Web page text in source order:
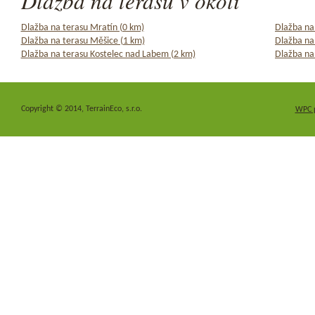
Dlažba na terasu Mratín (0 km)
Dlažba
Dlažba na terasu Měšice (1 km)
Dlažba
Dlažba na terasu Kostelec nad Labem (2 km)
Dlažba
WPC
Copyright © 2014, TerrainEco, s.r.o.